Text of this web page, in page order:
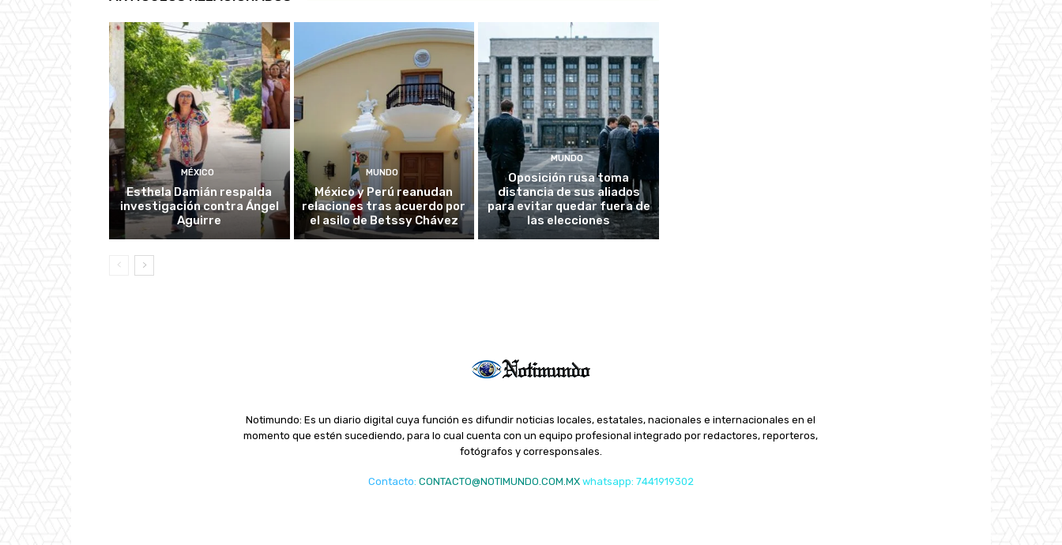
MÉXICO
Esthela Damián respalda
investigación contra Ángel
Aguirre
MUNDO
México y Perú reanudan
relaciones tras acuerdo por
el asilo de Betssy Chávez
MUNDO
Oposición rusa toma
distancia de sus aliados
para evitar quedar fuera de
las elecciones
Notimundo: Es un diario digital cuya función es difundir noticias locales, estatales, nacionales e internacionales en el
momento que estén sucediendo, para lo cual cuenta con un equipo profesional integrado por redactores, reporteros,
fotógrafos y corresponsales.
Contacto: CONTACTO@NOTIMUNDO.COM.MX whatsapp: 7441919302